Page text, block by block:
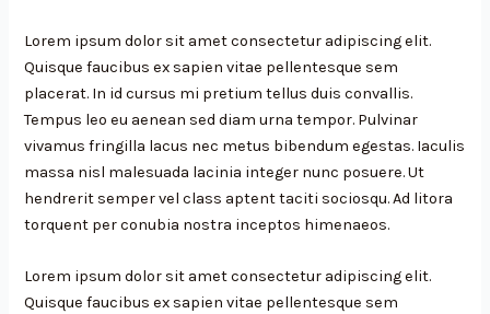
Lorem ipsum dolor sit amet consectetur adipiscing elit.
Quisque faucibus ex sapien vitae pellentesque sem
placerat. In id cursus mi pretium tellus duis convallis.
Tempus leo eu aenean sed diam urna tempor. Pulvinar
vivamus fringilla lacus nec metus bibendum egestas. Iaculis
massa nisl malesuada lacinia integer nunc posuere. Ut
hendrerit semper vel class aptent taciti sociosqu. Ad litora
torquent per conubia nostra inceptos himenaeos.
Lorem ipsum dolor sit amet consectetur adipiscing elit.
Quisque faucibus ex sapien vitae pellentesque sem